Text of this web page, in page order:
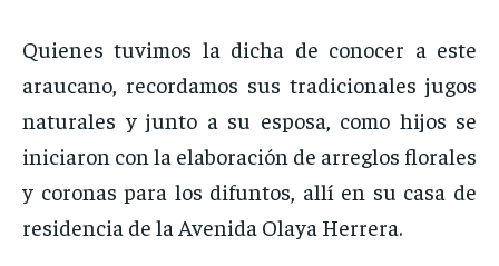
Quienes tuvimos la dicha de conocer a este
araucano, recordamos sus tradicionales jugos
naturales y junto a su esposa, como hijos se
iniciaron con la elaboración de arreglos florales
y coronas para los difuntos, allí en su casa de
residencia de la Avenida Olaya Herrera.